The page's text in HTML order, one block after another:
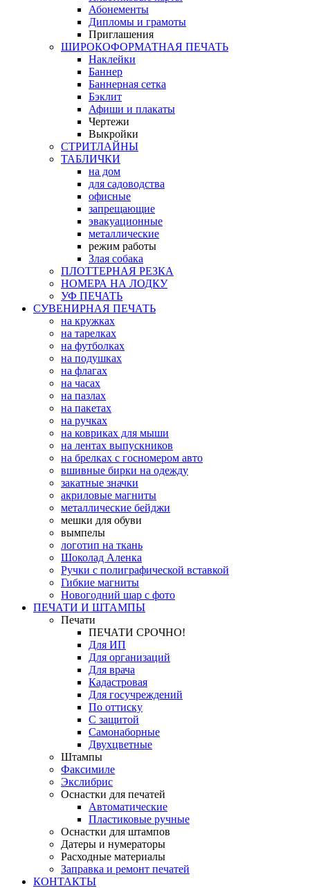
Абонементы
Дипломы и грамоты
Приглашения
ШИРОКОФОРМАТНАЯ ПЕЧАТЬ
Наклейки
Баннер
Баннерная сетка
Бэклит
Афиши и плакаты
Чертежи
Выкройки
СТРИТЛАЙНЫ
ТАБЛИЧКИ
на дом
для садоводства
офисные
запрещающие
эвакуационные
металлические
режим работы
Злая собака
ПЛОТТЕРНАЯ РЕЗКА
НОМЕРА НА ЛОДКУ
УФ ПЕЧАТЬ
СУВЕНИРНАЯ ПЕЧАТЬ
на кружках
на тарелках
на футболках
на подушках
на флагах
на часах
на пазлах
на пакетах
на ручках
на ковриках для мыши
на лентах выпускников
на брелках с госномером авто
вшивные бирки на одежду
закатные значки
акриловые магниты
металлические бейджи
мешки для обуви
вымпелы
логотип на ткань
Шоколад Аленка
Ручки с полиграфической вставкой
Гибкие магниты
Новогодний шар с фото
ПЕЧАТИ И ШТАМПЫ
Печати
ПЕЧАТИ СРОЧНО!
Для ИП
Для организаций
Для врача
Кадастровая
Для госучреждений
По оттиску
С защитой
Самонаборные
Двухцветные
Штампы
Факсимиле
Экслибрис
Оснастки для печатей
Автоматические
Пластиковые ручные
Оснастки для штампов
Датеры и нумераторы
Расходные материалы
Заправка и ремонт печатей
КОНТАКТЫ